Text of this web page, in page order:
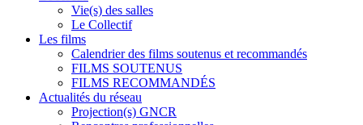
Vie(s) des salles
Le Collectif
Les films
Calendrier des films soutenus et recommandés
FILMS SOUTENUS
FILMS RECOMMANDÉS
Actualités du réseau
Projection(s) GNCR